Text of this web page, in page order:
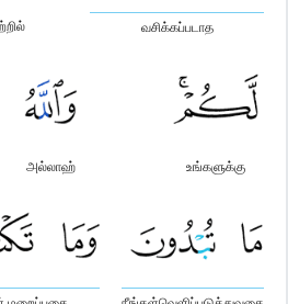
வசிக்கப்படாத
உங்களுக்கு
அல்லாஹ்